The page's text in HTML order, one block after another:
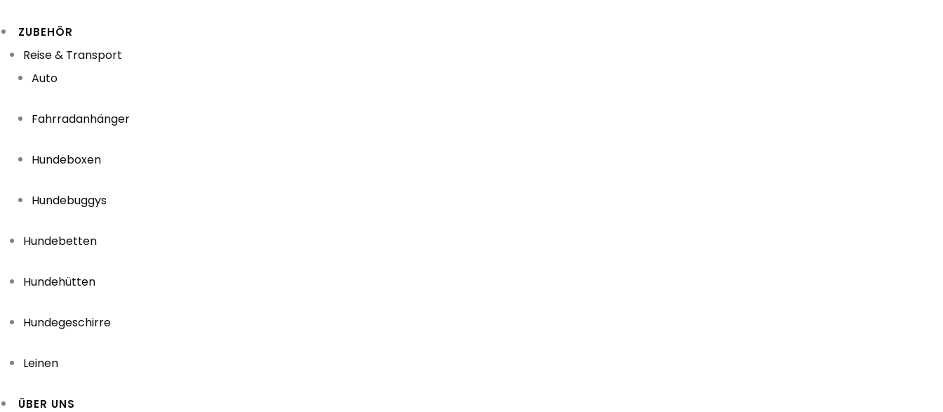
ZUBEHÖR
Reise & Transport
Auto
Fahrradanhänger
Hundeboxen
Hundebuggys
Hundebetten
Hundehütten
Hundegeschirre
Leinen
ÜBER UNS